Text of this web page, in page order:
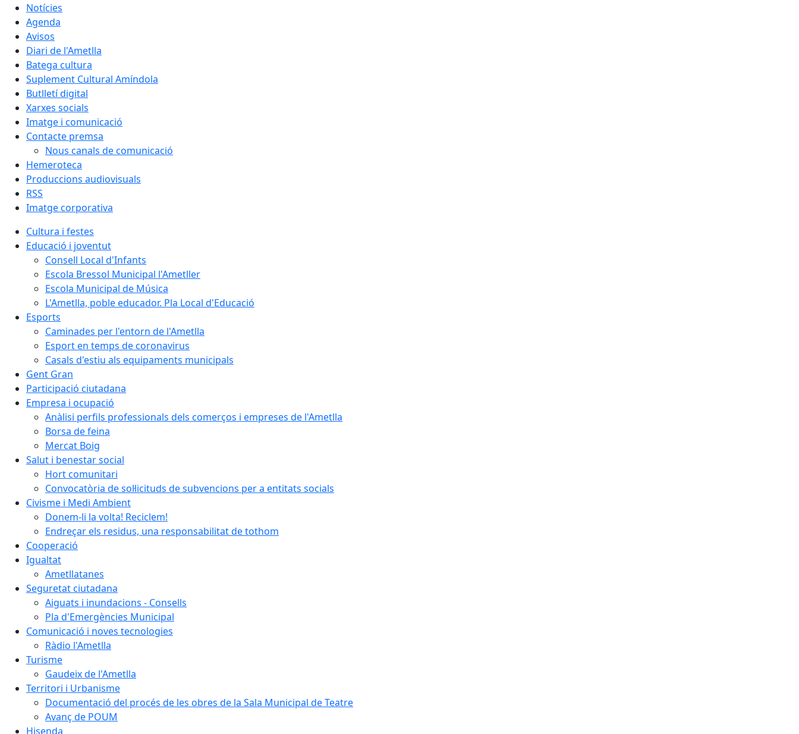
Notícies
Agenda
Avisos
Diari de l'Ametlla
Batega cultura
Suplement Cultural Amíndola
Butlletí digital
Xarxes socials
Imatge i comunicació
Contacte premsa
Nous canals de comunicació
Hemeroteca
Produccions audiovisuals
RSS
Imatge corporativa
Cultura i festes
Educació i joventut
Consell Local d'Infants
Escola Bressol Municipal l'Ametller
Escola Municipal de Música
L'Ametlla, poble educador. Pla Local d'Educació
Esports
Caminades per l'entorn de l'Ametlla
Esport en temps de coronavirus
Casals d'estiu als equipaments municipals
Gent Gran
Participació ciutadana
Empresa i ocupació
Anàlisi perfils professionals dels comerços i empreses de l'Ametlla
Borsa de feina
Mercat Boig
Salut i benestar social
Hort comunitari
Convocatòria de sol·licituds de subvencions per a entitats socials
Civisme i Medi Ambient
Donem-li la volta! Reciclem!
Endreçar els residus, una responsabilitat de tothom
Cooperació
Igualtat
Ametllatanes
Seguretat ciutadana
Aiguats i inundacions - Consells
Pla d'Emergències Municipal
Comunicació i noves tecnologies
Ràdio l'Ametlla
Turisme
Gaudeix de l'Ametlla
Territori i Urbanisme
Documentació del procés de les obres de la Sala Municipal de Teatre
Avanç de POUM
Hisenda